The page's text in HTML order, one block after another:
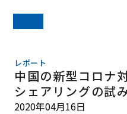
レポート
中国の新型コロナ
シェアリングの試
2020年04月16日